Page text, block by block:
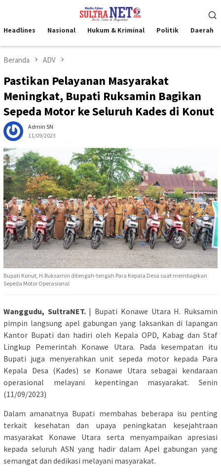
kontenMobile
Headlines Nasional Hukum & Kriminal Politik Daerah
Beranda ADV
Pastikan Pelayanan Masyarakat
Meningkat, Bupati Ruksamin Bagikan
Sepeda Motor ke Seluruh Kades di Konut
Admin SN
11/09/2023
Bupati Konut, H.Ruksamin ditengah-tengah Para Kepala Desa saat membagikan
Sepeda Motor Operasional
Wanggudu, SultraNET.| Bupati Konawe Utara H. Ruksamin
pimpin langsung apel gabungan yang laksankan di lapangan
Kantor Bupati dan hadiri oleh Kepala OPD, Kabag dan Staf
Lingkup Pemerintah Konawe Utara. Pada kesempatan itu
Bupati juga menyerahkan unit sepeda motor kepada Para
Kepala Desa (Kades) se Konawe Utara sebagai kendaraan
operasional melayani kepentingan masyarakat. Senin
(11/09/2023)
Dalam amanatnya Bupati membahas beberapa isu penting
terkait kesehatan dan upaya peningkatan kesejahtraan
masyarakat Konawe Utara serta menyampaikan apresiasi
kepada seluruh ASN yang hadir dalam Apel gabungan yang
semangat dan dedikasi melayani masyarakat.